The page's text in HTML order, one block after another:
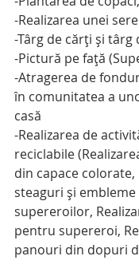
-Realizarea unei
-Târg de cărţi şi târg
-Pictură pe faţă
-Atragerea de
în comunitatea a
casă
-Realizarea de
reciclabile
din capace
steaguri şi embleme
supereroilor,
pentru supereroi,
panouri din dopuri